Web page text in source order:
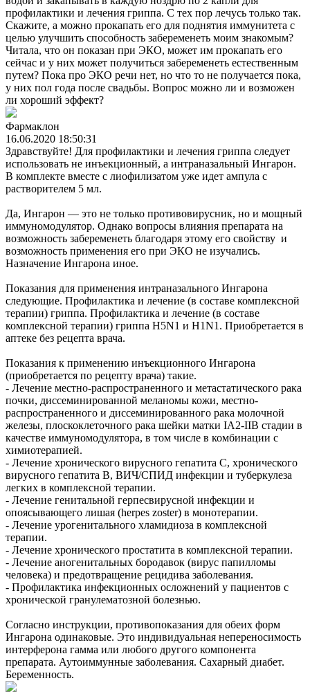
профилактики и лечения гриппа. С тех пор лечусь только так.
Скажите, а можно прокапать его для поднятия иммунитета с
целью улучшить способность забеременеть моим знакомым?
Читала, что он показан при ЭКО, может им прокапать его
сейчас и у них может получиться забеременеть естественным
путем? Пока про ЭКО речи нет, но что то не получается пока,
у них пол года после свадьбы. Вопрос можно ли и возможен
ли хороший эффект?
Фармаклон
16.06.2020 18:50:31
Здравствуйте! Для профилактики и лечения гриппа следует
использовать не инъекционный, а интраназальный Ингарон.
В комплекте вместе с лиофилизатом уже идет ампула с
растворителем 5 мл.
Да, Ингарон — это не только противовирусник, но и мощный
иммуномодулятор. Однако вопросы влияния препарата на
возможность забеременеть благодаря этому его свойству и
возможность применения его при ЭКО не изучались.
Назначение Ингарона иное.
Показания для применения интраназального Ингарона
следующие. Профилактика и лечение (в составе комплексной
терапии) гриппа. Профилактика и лечение (в составе
комплексной терапии) гриппа H5N1 и H1N1. Приобретается в
аптеке без рецепта врача.
Показания к применению инъекционного Ингарона
(приобретается по рецепту врача) такие.
- Лечение местно-распространенного и метастатического рака
почки, диссеминированной меланомы кожи, местно-
распространенного и диссеминированного рака молочной
железы, плоскоклеточного рака шейки матки IA2-IIB стадии в
качестве иммуномодулятора, в том числе в комбинации с
химиотерапией.
- Лечение хронического вирусного гепатита C, хронического
вирусного гепатита B, ВИЧ/СПИД инфекции и туберкулеза
легких в комплексной терапии.
- Лечение генитальной герпесвирусной инфекции и
опоясывающего лишая (herpes zoster) в монотерапии.
- Лечение урогенитального хламидиоза в комплексной
терапии.
- Лечение хронического простатита в комплексной терапии.
- Лечение аногенитальных бородавок (вирус папилломы
человека) и предотвращение рецидива заболевания.
- Профилактика инфекционных осложнений у пациентов с
хронической гранулематозной болезнью.
Согласно инструкции, противопоказания для обеих форм
Ингарона одинаковые. Это индивидуальная непереносимость
интерферона гамма или любого другого компонента
препарата. Аутоиммунные заболевания. Сахарный диабет.
Беременность.